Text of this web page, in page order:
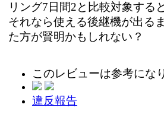
リング7日間2と比較対象する
それなら使える後継機が出る
た方が賢明かもしれない？
このレビューは参考にな
違反報告